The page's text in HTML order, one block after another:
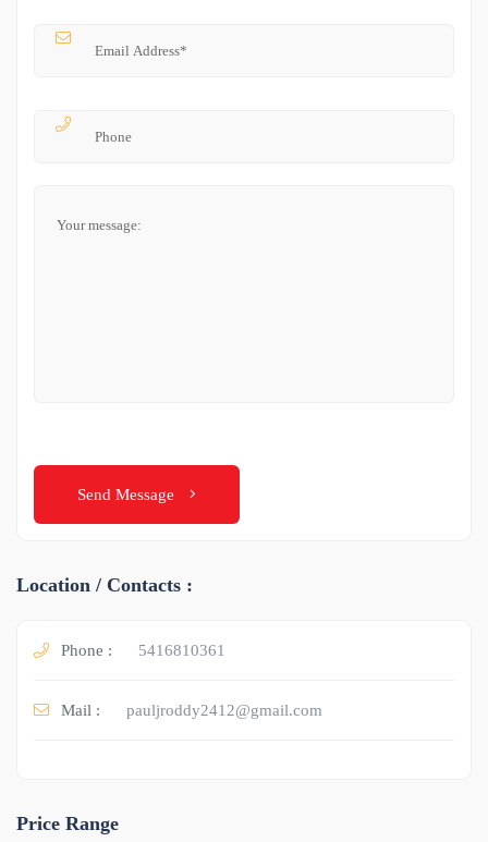
Send Message
Location / Contacts :
Phone : 5416810361
Mail : pauljroddy2412@gmail.com
Price Range